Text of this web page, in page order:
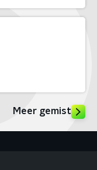
Meer gemist